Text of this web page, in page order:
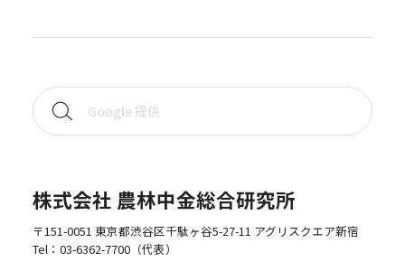
株式会社 農林中金総合研究所
〒151-0051 東京都渋谷区千駄ヶ谷5-27-11 アグリスクエア新宿
Tel： 03-6362-7700（代表）